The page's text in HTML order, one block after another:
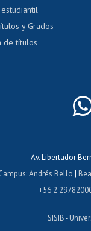
y Grados
de títulos
Av. Libertador
:Andrés Bello |
+56 2
SISIB -